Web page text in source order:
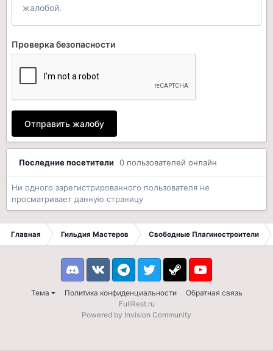
жалобой.
Проверка безопасности
Отправить жалобу
Последние посетители 0 пользователей онлайн
Ни одного зарегистрированного пользователя не
просматривает данную страницу
Главная Гильдия Мастеров Свободные Плагиностроители
Тема Политика конфиденциальности Обратная связь
DiscordVK TelegramTwitter Steam Youtube
FullRest.ru
Powered by Invision Community